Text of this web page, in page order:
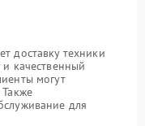
доставку техники
качественный
могут
для